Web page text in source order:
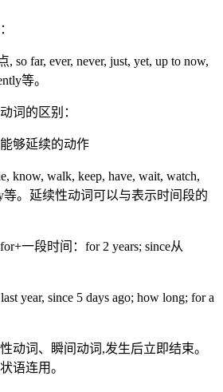
so far, ever, never, just, yet, up to now,
等。
词的区别：
够延续的动作
know, walk, keep, have, wait, watch,
等。延续性动词可以与表示时间段的
一段时间：for 2 years; since从
year, since 5 days ago; how long; for a
动词、瞬间动词,发生后立即结束。
语连用。